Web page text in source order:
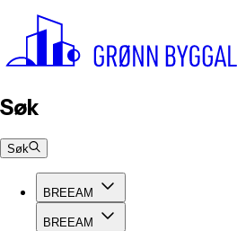
Søk
Søk
BREEAM
BREEAM